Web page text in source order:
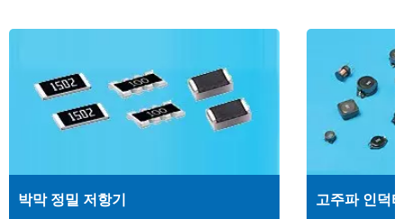
박막 정밀 저항기 고주파 인덕